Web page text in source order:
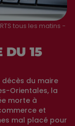
tous les matins -
DU 15
décès du maire
Orientales, la
morte à
et
mal placé pour